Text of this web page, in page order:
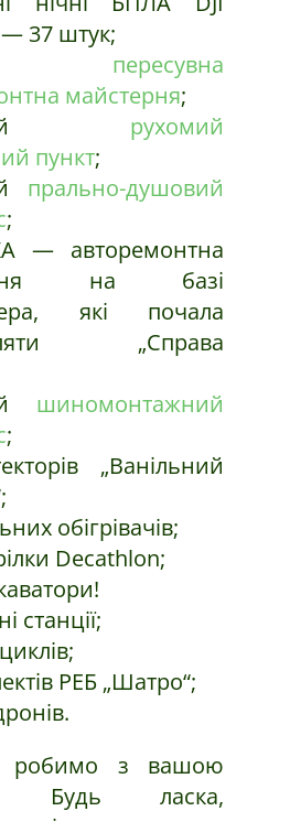
37 штук;
пересувна
майстерня;
рухомий
пункт;
прально-душовий
;
— авторемонтна
на базі
які почала
„Справа
шиномонтажний
;
„Ванільний
обігрівачів;
Decathlon;
станції;
РЕБ „Шатро“;
з вашою
Будь ласка,